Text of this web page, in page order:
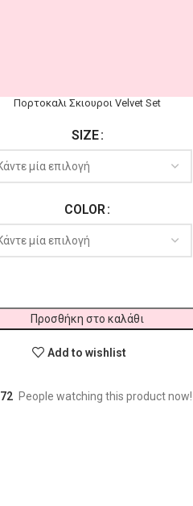
Πορτοκαλι Σκιουροι Velvet Set
SIZE
COLOR
Προσθήκη στο καλάθι
Add to wishlist
72 People watching this product now!